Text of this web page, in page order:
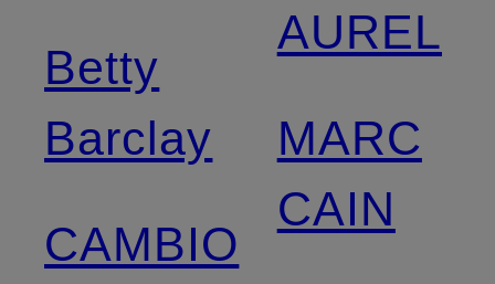
Betty
Barclay
CAMBIO
AUREL
MARC
CAIN